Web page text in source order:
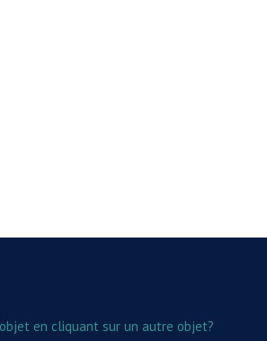
en cliquant sur un autre objet?